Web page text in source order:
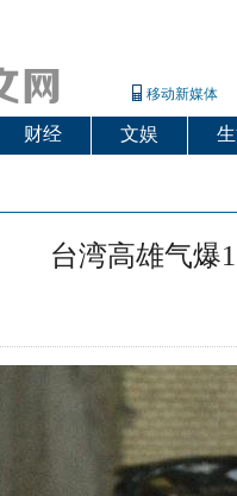
移动新媒体
财经 文娱
台湾高雄气爆